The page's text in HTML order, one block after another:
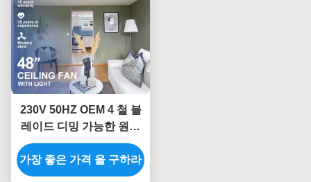
230V 50HZ OEM 4 철 블
레이드 디밍 가능한 원격
LED 천장 팬 라이트
가장 좋은 가격 을 구하라